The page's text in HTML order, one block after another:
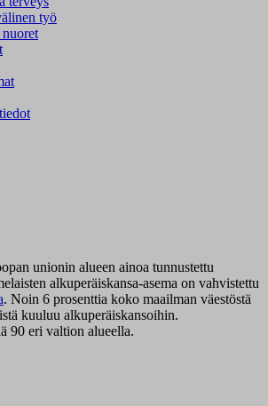
työ
unionin alueen ainoa tunnustettu
alkuperäiskansa-asema on vahvistettu
. Noin 6 prosenttia koko maailman väestöstä
kuuluu alkuperäiskansoihin.
90 eri valtion alueella.